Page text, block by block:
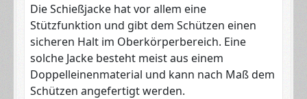
Die Schießjacke hat vor allem eine
Stützfunktion und gibt dem Schützen einen
sicheren Halt im Oberkörperbereich. Eine
solche Jacke besteht meist aus einem
Doppelleinenmaterial und kann nach Maß dem
Schützen angefertigt werden.